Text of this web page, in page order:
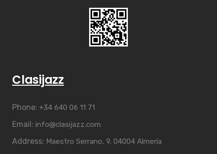
Clasijazz
Phone: +34 640 06 11 71
Email: info@clasijazz.com
Address: Maestro Serrano, 9. 04004 Almería